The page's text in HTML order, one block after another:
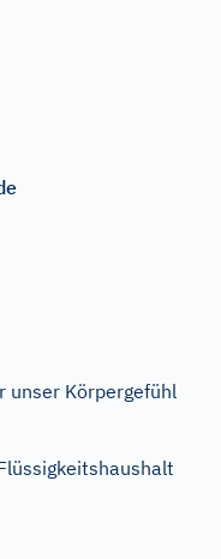
unser Körpergefühl